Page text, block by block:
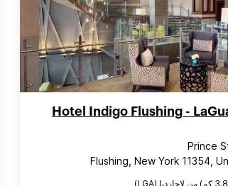
Hotel Indigo Flushing -
Flushing, New York 11354,